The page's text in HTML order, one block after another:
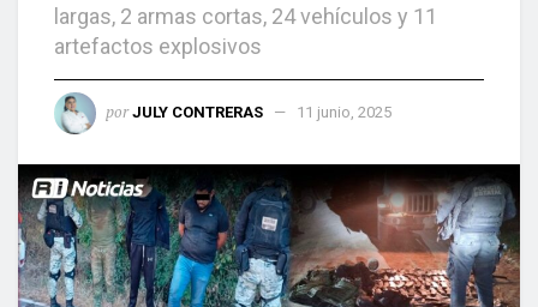
largas, 2 armas cortas, 24 vehículos y 11
artefactos explosivos
por JULY CONTRERAS 11 junio, 2025